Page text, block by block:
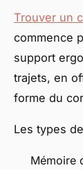
Trouver un
commence
support
trajets, en
forme du
Les types
Mémoire